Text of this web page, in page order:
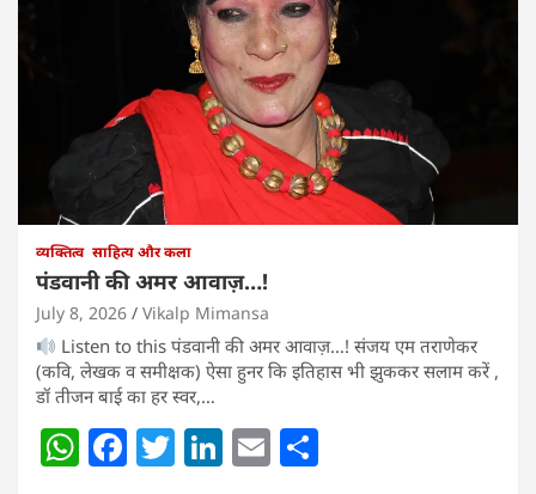
व्यक्तित्व साहित्य और कला
पंडवानी की अमर आवाज़…!
July 8, 2026 Vikalp Mimansa
Listen to this पंडवानी की अमर आवाज़…! संजय एम तराणेकर
(कवि, लेखक व समीक्षक) ऐसा हुनर कि इतिहास भी झुककर सलाम करें ,
डॉ तीजन बाई का हर स्वर,…
W F T Li E